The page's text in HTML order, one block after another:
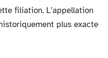
filiation. L’appellation
plus exacte